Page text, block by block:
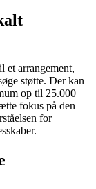
et arrangement,
støtte. Der kan
op til 25.000
fokus på den
for